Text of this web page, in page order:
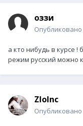
оззи
Опубликовано
а кто нибудь в курсе !
режим русский можно
ZloInc
Опубликовано